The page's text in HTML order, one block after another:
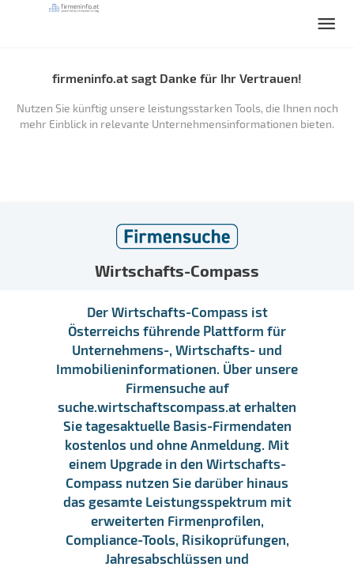
firmeninfo.at sagt Danke für Ihr Vertrauen!
Nutzen Sie künftig unsere leistungsstarken Tools, die Ihnen noch
mehr Einblick in relevante Unternehmensinformationen bieten.
Wirtschafts-Compass
Der Wirtschafts-Compass ist
Österreichs führende Plattform für
Unternehmens-, Wirtschafts- und
Immobilieninformationen. Über unsere
Firmensuche auf
suche.wirtschaftscompass.at erhalten
Sie tagesaktuelle Basis-Firmendaten
kostenlos und ohne Anmeldung. Mit
einem Upgrade in den Wirtschafts-
Compass nutzen Sie darüber hinaus
das gesamte Leistungsspektrum mit
erweiterten Firmenprofilen,
Compliance-Tools, Risikoprüfungen,
Jahresabschlüssen und